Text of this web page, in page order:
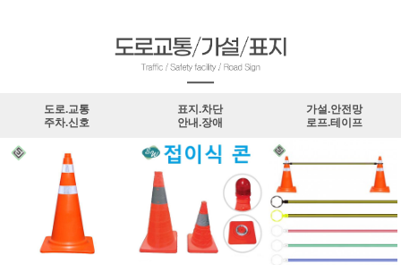
도로.교통
주차.신호
표지.차단
안내.장애
가설.안전망
로프.테이프